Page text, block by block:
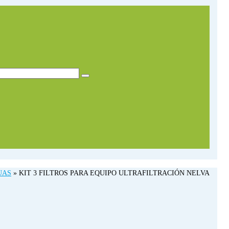
» KIT 3 FILTROS PARA EQUIPO ULTRAFILTRACIÓN NELVA